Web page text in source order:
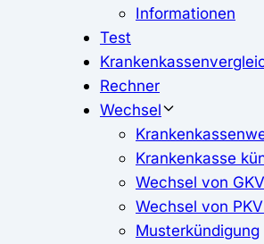
Informationen
Test
Rechner
Wechsel
Krankenkasse
Wechsel von
Wechsel von
Musterkündigung